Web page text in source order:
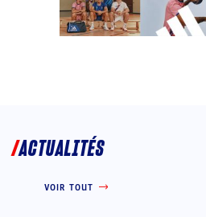
ACTUALITÉS
VOIR TOUT